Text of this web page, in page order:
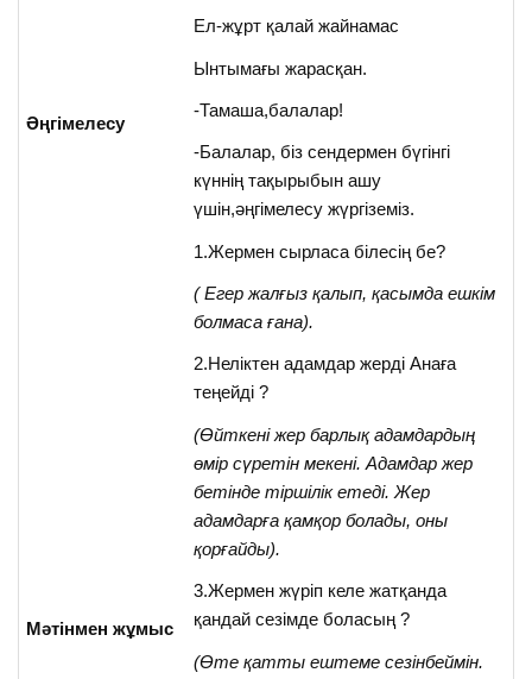
Әңгімелесу
Мәтінмен жұмыс
Ел-жұрт қалай жайнамас
Ынтымағы жарасқан.
-Тамаша,балалар!
-Балалар, біз сендермен бүгінгі
күннің тақырыбын ашу
үшін,әңгімелесу жүргіземіз.
1.Жермен сырласа білесің бе?
( Егер жалғыз қалып, қасымда ешкім
болмаса ғана).
2.Неліктен адамдар жерді Анаға
теңейді ?
(Өйткені жер барлық адамдардың
өмір сүретін мекені. Адамдар жер
бетінде тіршілік етеді. Жер
адамдарға қамқор болады, оны
қорғайды).
3.Жермен жүріп келе жатқанда
қандай сезімде боласың ?
(Өте қатты ештеме сезінбеймін.